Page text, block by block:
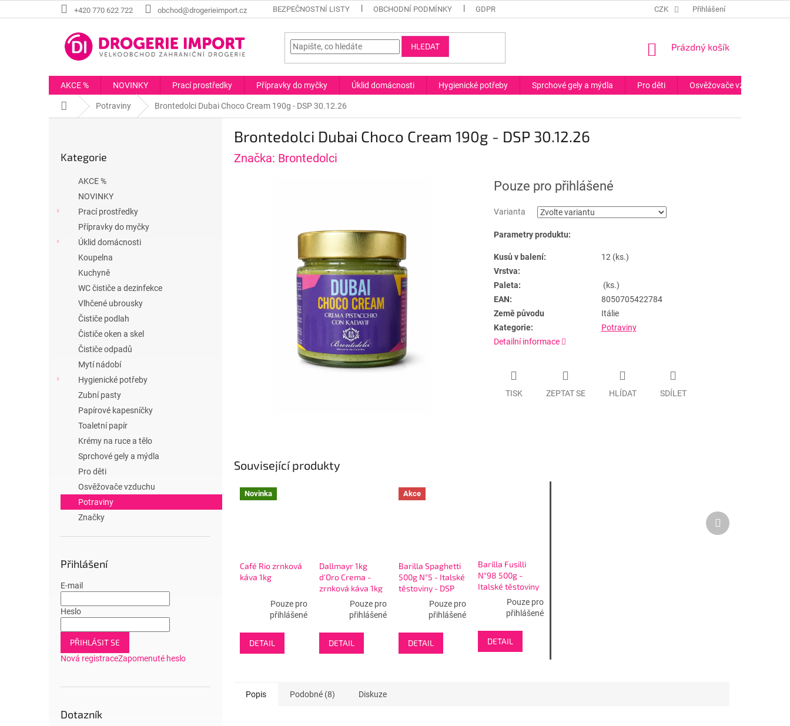
na
+420 770 622 722 obchod@drogerieimport.cz BEZPEČNOSTNÍ LISTY OBCHODNÍ PODMÍNKY GDPR CZK Přihlášení
HLEDAT
NÁKUPNÍ
Prázdný košík
AKCE % NOVINKY Prací prostředky Přípravky do myčky Úklid domácnosti Hygienické potřeby Sprchové gely a mýdla Pro děti Osvěžovače vzduchu
Domů Potraviny Brontedolci Dubai Choco Cream 190g - DSP 30.12.26
kategorie
Kategorie
AKCE %
NOVINKY
Prací prostředky
Přípravky do myčky
Úklid domácnosti
Koupelna
Kuchyně
WC čističe a dezinfekce
Vlhčené ubrousky
Čističe podlah
Čističe oken a skel
Čističe odpadů
Mytí nádobí
Hygienické potřeby
Zubní pasty
Papírové kapesníčky
Toaletní papír
Krémy na ruce a tělo
Sprchové gely a mýdla
Pro děti
Osvěžovače vzduchu
Potraviny
Značky
Přihlášení
E-mail
Heslo
PŘIHLÁSIT SE
Nová registraceZapomenuté heslo
Dotazník
Brontedolci Dubai Choco Cream 190g - DSP 30.12.26
Značka: Brontedolci
Pouze pro přihlášené
Varianta
Parametry produktu:
Kusů v balení:
12 (ks.)
Vrstva:
Paleta:
(ks.)
EAN:
8050705422784
Země původu
Itálie
Kategorie:
Potraviny
Detailní informace
TISK ZEPTAT SE HLÍDAT SDÍLET
Související produkty
Novinka
Café Rio zrnková
káva 1kg
Pouze pro
přihlášené
DETAIL
Dallmayr 1kg
d'Oro Crema -
zrnková káva 1kg
Pouze pro
přihlášené
DETAIL
Akce
Barilla Spaghetti
500g N°5 - Italské
těstoviny - DSP
Pouze pro
přihlášené
DETAIL
Barilla Fusilli
N°98 500g -
Italské těstoviny
DSP 1.7.28Pouze pro
přihlášené
DETAIL
Další
produkt
Popis Podobné (8) Diskuze